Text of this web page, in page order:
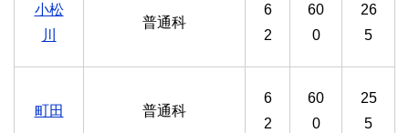
小松
川
普通科
6
2
60
0
26
5
町田 普通科
6
2
60
0
25
5